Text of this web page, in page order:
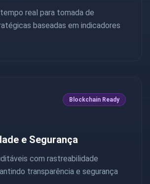
real para tomada de
baseadas em indicadores
Blockchain Ready
e Segurança
com rastreabilidade
transparência e segurança